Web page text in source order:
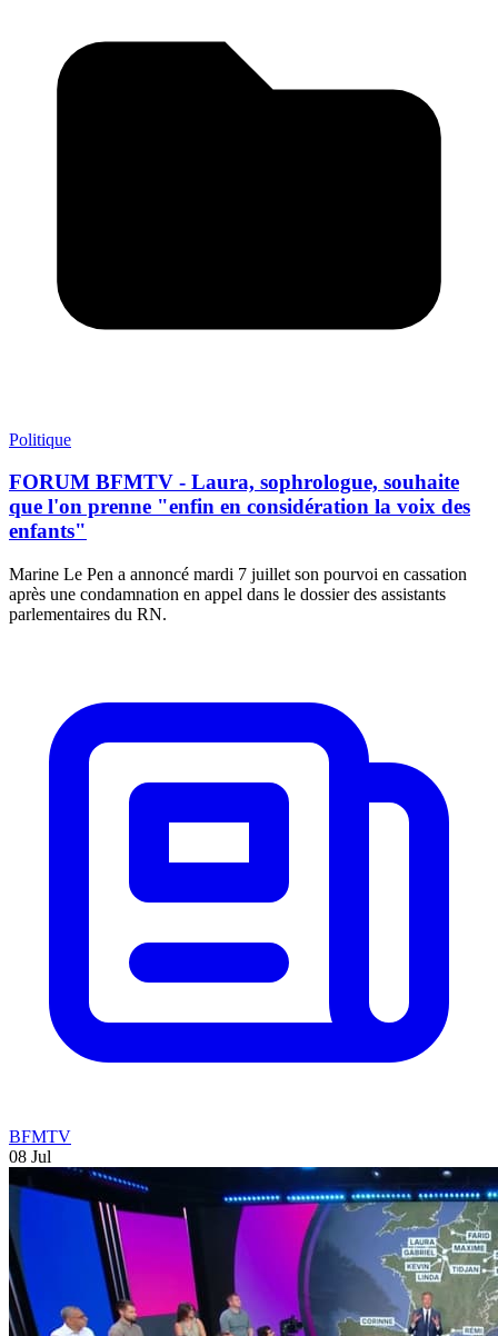
Politique
FORUM BFMTV - Laura, sophrologue, souhaite
que l'on prenne "enfin en considération la voix des
enfants"
Marine Le Pen a annoncé mardi 7 juillet son pourvoi en cassation
après une condamnation en appel dans le dossier des assistants
parlementaires du RN.
BFMTV
08 Jul